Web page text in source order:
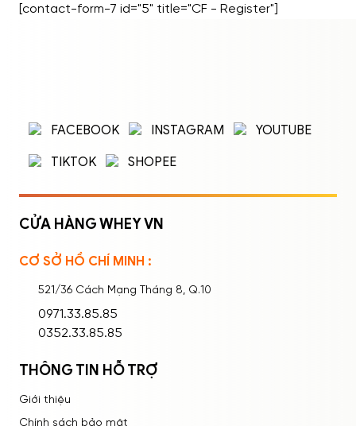
Nhóm 3: Thói Quen và Kỹ Thuật […]
Nhập tên đăng nhập/email và mật khẩu để
Ghi nhớ mật khẩu
[contact-form-7 id="5" title="CF - Register"]
FACEBOOK INSTAGRAM
YOUTUBE
TIKTOK
SHOPEE
CỬA HÀNG WHEY VN
CƠ SỞ HỒ CHÍ MINH :
521/36 Cách Mạng Tháng 8, Q.10
0971.33.85.85
0352.33.85.85
THÔNG TIN HỖ TRỢ
Giới thiệu
Chính sách bảo mật